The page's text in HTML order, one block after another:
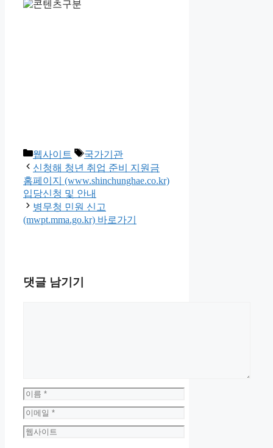
카
테
고
리
웹사이트
태
그
국가기관
신청해 청년 취업 준비 지원금
홈페이지 (www.shinchunghae.co.kr)
입당신청 및 안내
병무청 민원 신고
(mwpt.mma.go.kr) 바로가기
댓글 남기기
이
름
이
메
일
웹